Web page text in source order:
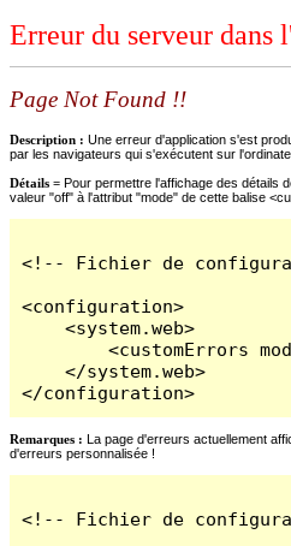
Erreur du serveur dans
Page Not Found !!
Description : Une erreur d'application s'est
par les navigateurs qui s'exécutent sur
Détails = Pour permettre l'affichage des détails
valeur "off" à l'attribut "mode" de cette balise
<!-- Fichier de
<configuration>
    <system.web>
<customErrors
    </system.web>
</configuration>
Remarques : La page d'erreurs actuellement
d'erreurs personnalisée !
<!-- Fichier de